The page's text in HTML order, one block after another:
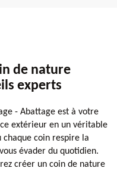
de nature
experts
- Abattage est à votre
extérieur en un véritable
chaque coin respire la
évader du quotidien.
créer un coin de nature